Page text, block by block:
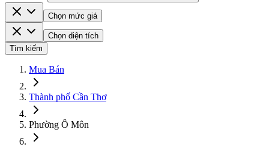
Chọn mức giá
Chọn diện tích
Tìm kiếm
Mua Bán
Thành phố Cần Thơ
Phường Ô Môn